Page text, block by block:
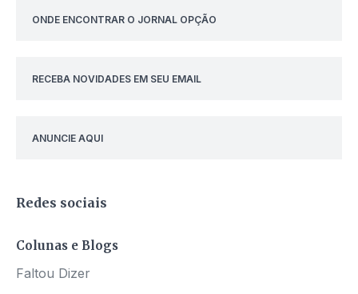
ONDE ENCONTRAR O JORNAL OPÇÃO
RECEBA NOVIDADES EM SEU EMAIL
ANUNCIE AQUI
Redes sociais
Colunas e Blogs
Faltou Dizer